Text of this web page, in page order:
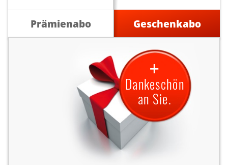
Prämienabo
Geschenkabo
+
Dankeschön
an Sie.